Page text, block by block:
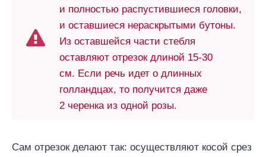
и полностью распустившиеся головки,
и оставшиеся нераскрытыми бутоны.
Из оставшейся части стебля
оставляют отрезок длиной 15-30
см. Если речь идет о длинных
голландцах, то получится даже
2 черенка из одной розы.
Сам отрезок делают так: осуществляют косой срез